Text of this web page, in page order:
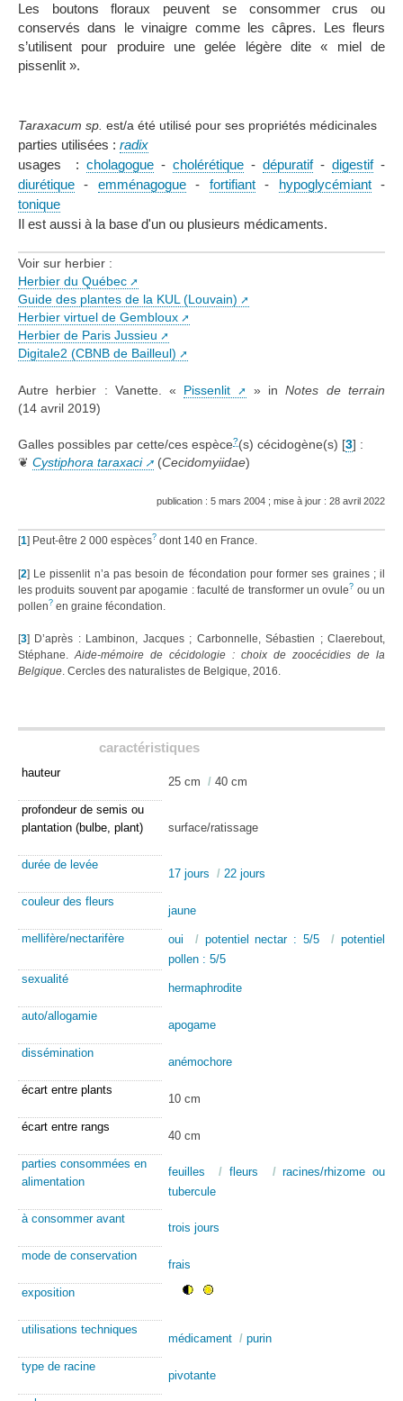
Les boutons floraux peuvent se consommer crus ou
conservés dans le vinaigre comme les câpres. Les fleurs
s’utilisent pour produire une gelée légère dite « miel de
pissenlit ».
Taraxacum sp. est/a été utilisé pour ses propriétés médicinales
parties utilisées : radix
usages : cholagogue - cholérétique - dépuratif- digestif-
diurétique - emménagogue- fortifiant- hypoglycémiant-
tonique
Il est aussi à la base d'un ou plusieurs médicaments.
Voir sur herbier :
Herbier du Québec
Guide des plantes de la KUL (Louvain)
Herbier virtuel de Gembloux
Herbier de Paris Jussieu
Digitale2 (CBNB de Bailleul)
Autre herbier : Vanette. « Pissenlit » inNotes de terrain
(14 avril 2019)
Galles possibles par cette/ces espèce?(s) cécidogène(s) [3] :
❦ Cystiphora taraxaci (Cecidomyiidae)
publication : 5 mars 2004 ; mise à jour : 28 avril 2022
[1] Peut-être 2 000 espèces? dont 140 en France.
[2] Le pissenlit n’a pas besoin de fécondation pour former ses graines ; il
les produits souvent par apogamie : faculté de transformer un ovule? ou un
pollen? en graine fécondation.
[3] D’après : Lambinon, Jacques ; Carbonnelle, Sébastien ; Claerebout,
Stéphane.Aide-mémoire de cécidologie : choix de zoocécidies de la
Belgique. Cercles des naturalistes de Belgique, 2016.
caractéristiques
hauteur
25 cm / 40 cm
profondeur de semis ou
plantation (bulbe, plant)
surface/ratissage
durée de levée
17 jours / 22 jours
couleur des fleurs
jaune
mellifère/nectarifère oui / potentiel nectar : 5/5 /potentiel
pollen : 5/5
sexualité
hermaphrodite
auto/allogamie
apogame
dissémination
anémochore
écart entre plants
10 cm
écart entre rangs
40 cm
parties consommées en
alimentation
feuilles / fleurs /racines/rhizome ou
tubercule
à consommer avant
trois jours
mode de conservation
frais
exposition
utilisations techniques
médicament / purin
type de racine
pivotante